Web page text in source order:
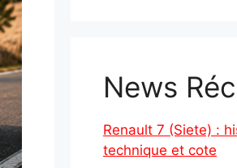
News
Renault 7 (Siete) :
technique et cote